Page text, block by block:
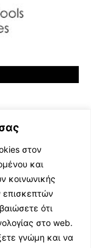
στον
και
κοινωνικής
επισκεπτών
ότι
στο web.
γνώμη και να